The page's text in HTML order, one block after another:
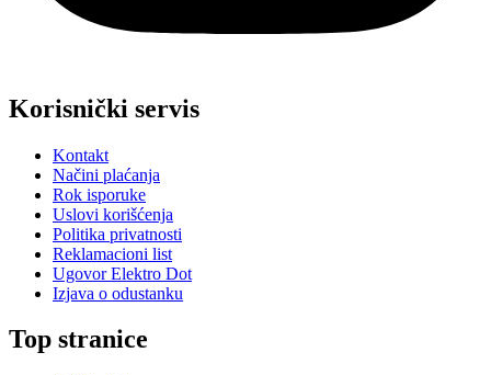
Korisnički servis
Kontakt
Načini plaćanja
Rok isporuke
Uslovi korišćenja
Politika privatnosti
Reklamacioni list
Ugovor Elektro Dot
Izjava o odustanku
Top stranice